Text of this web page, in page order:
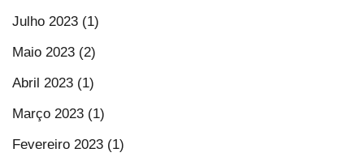
Julho 2023 (1)
Maio 2023 (2)
Abril 2023 (1)
Março 2023 (1)
Fevereiro 2023 (1)